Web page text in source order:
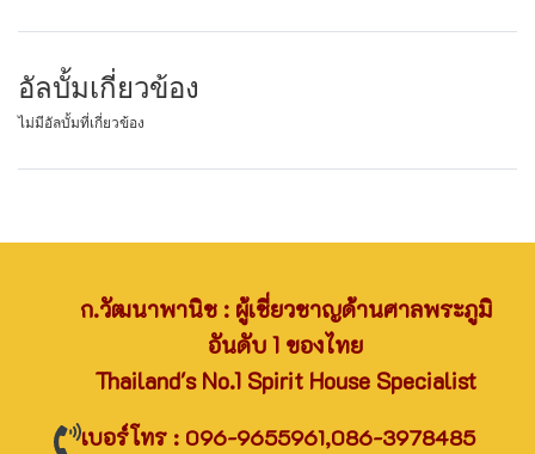
อัลบั้มเกี่ยวข้อง
ไม่มีอัลบั้มที่เกี่ยวข้อง
ก.วัฒนาพานิช : ผู้เชี่ยวชาญด้านศาลพระภูมิ
อันดับ 1 ของไทย
Thailand's No.1 Spirit House Specialist
เบอร์โทร : 096-9655961,086-3978485